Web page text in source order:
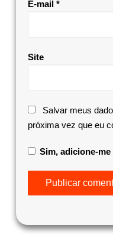
E-mail *
Site
Salvar meus
próxima vez que eu
Sim, adicione-